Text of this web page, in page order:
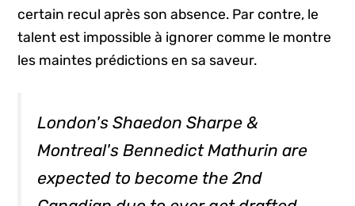
certain recul après son absence. Par contre, le
talent est impossible à ignorer comme le montre
les maintes prédictions en sa saveur.
London's Shaedon Sharpe &
Montreal's Bennedict Mathurin are
expected to become the 2nd